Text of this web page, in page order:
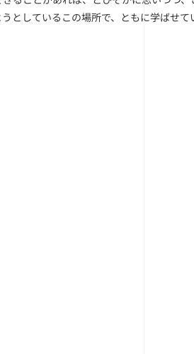
としているこの場所で、ともに学ばせて